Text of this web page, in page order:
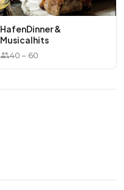
HafenDinner &
Musicalhits
40 – 60